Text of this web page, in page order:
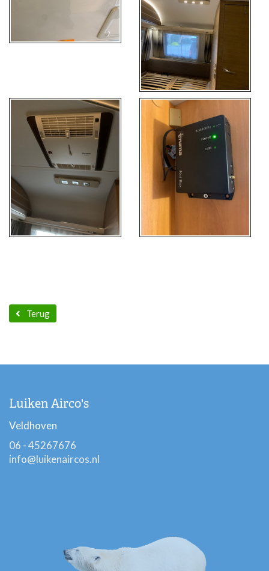
Terug
Luiken Airco's
Veldhoven
06 - 45267676
info@luikenaircos.nl